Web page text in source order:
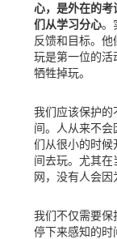
心，是外在的考
们从学习分心。
反馈和目标。他
玩是第一位的活
牺牲掉玩。
我们应该保护的
间。人从来不
们从很小的时候
间去玩。尤其
网，没有人会因
我们不仅需要保
停下来感知的时